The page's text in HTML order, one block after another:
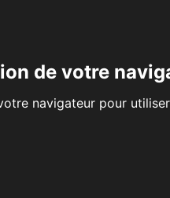
de votre
navigateur pour